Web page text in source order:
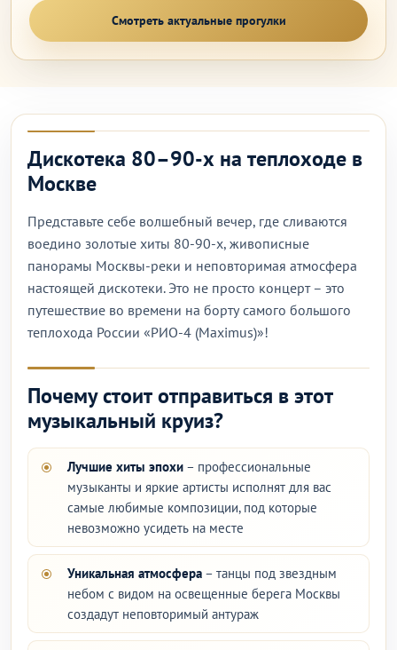
Смотреть актуальные прогулки
Дискотека 80–90-х на теплоходе в
Москве
Представьте себе волшебный вечер, где сливаются
воедино золотые хиты 80-90-х, живописные
панорамы Москвы-реки и неповторимая атмосфера
настоящей дискотеки. Это не просто концерт – это
путешествие во времени на борту самого большого
теплохода России «РИО-4 (Maximus)»!
Почему стоит отправиться в этот
музыкальный круиз?
Лучшие хиты эпохи – профессиональные
музыканты и яркие артисты исполнят для вас
самые любимые композиции, под которые
невозможно усидеть на месте
Уникальная атмосфера – танцы под звездным
небом с видом на освещенные берега Москвы
создадут неповторимый антураж